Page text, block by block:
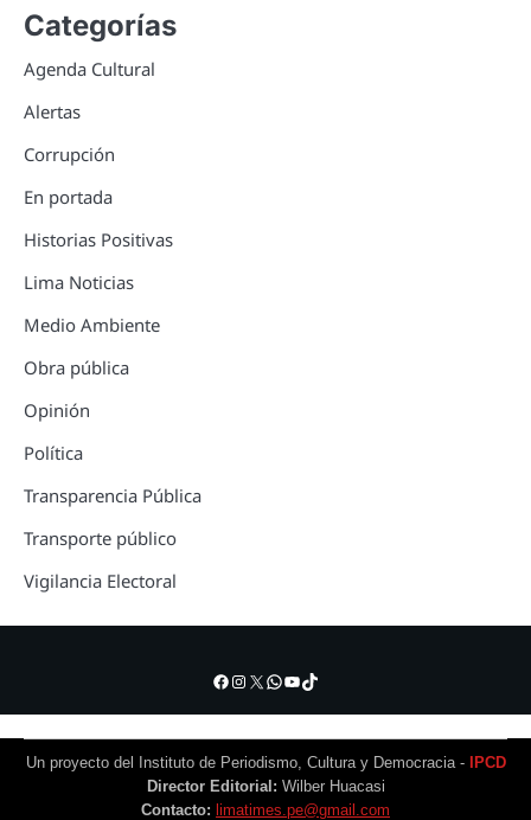
Categorías
Agenda Cultural
Alertas
Corrupción
En portada
Historias Positivas
Lima Noticias
Medio Ambiente
Obra pública
Opinión
Política
Transparencia Pública
Transporte público
Vigilancia Electoral
Facebook
Instagram
X WhatsApp
YouTube
TikTok
Un proyecto del Instituto de Periodismo, Cultura y Democracia -
IPCD
Director Editorial: Wilber Huacasi
Contacto: limatimes.pe@gmail.com